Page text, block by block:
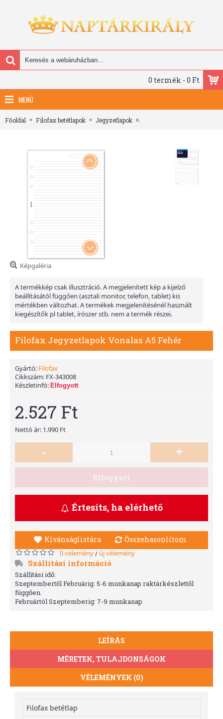
0 termék - 0 Ft
MENÜ
Főoldal Filofax betétlapok Jegyzetlapok
Képgaléria
A termékkép csak illusztráció. A megjelenített kép a kijelző
beállításától függően (asztali monitor, telefon, tablet) kis
mértékben változhat. A termékek megjelenítésénél használt
kiegészítők pl tablet, írószer stb. nem a termék részei.
Filofax Jegyzetlapok Vonalas A5 Fehér
Gyártó: Filofax
Cikkszám: FX-343008
Készletinfó: Elfogyott
2.527 Ft
Nettó ár: 1.990 Ft
- +
Elfogyott
Értesíts, ha elérhető
Kívánságlistára Összehasonlítom
0 vélemény/ új vélemény
Szállítási információ
Szállítási idő:
Szeptembertől Februárig: 5-6 munkanap raktárkészlettől
függően.
Februártól Szeptemberig: 7-9 munkanap
LEÍRÁS
MÉRETEK, TULAJDONSÁGOK
VÉLEMÉNYEK (0)
Filofax betétlap